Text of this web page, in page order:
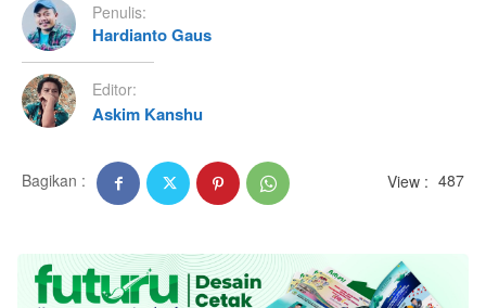
Penulis:
Hardianto Gaus
Editor:
Askim Kanshu
Bagikan : View : 487